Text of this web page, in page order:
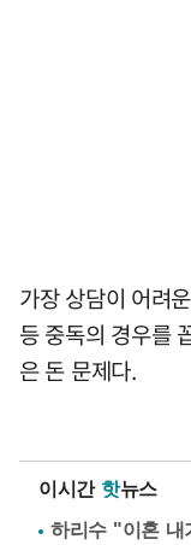
가장 상담이 어려
등 중독의 경우를
은 돈 문제다.
이시간 핫뉴스
하리수 "이혼